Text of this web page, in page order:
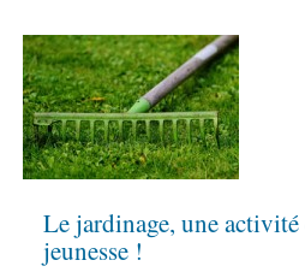
Le jardinage, une
jeunesse !